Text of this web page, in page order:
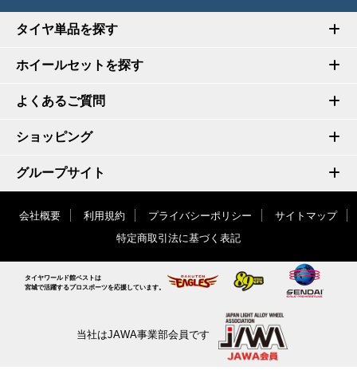
タイヤ単品を探す
ホイールセットを探す
よくあるご質問
ショッピング
グループサイト
会社概要 利用規約 プライバシーポリシー
サイトマップ
特定商取引法に基づく表記
タイヤワールド館ベストは
宮城で活躍するプロスポーツを応援しています。
当社はJAWA事業部会員です